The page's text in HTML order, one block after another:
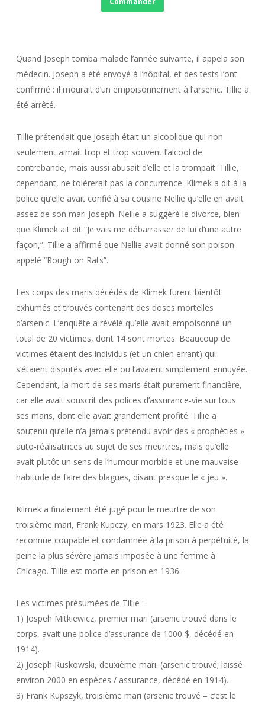
Quand Joseph tomba malade l’année suivante, il appela son
médecin. Joseph a été envoyé à l’hôpital, et des tests l’ont
confirmé : il mourait d’un empoisonnement à l’arsenic. Tillie a
été arrêté.
Tillie prétendait que Joseph était un alcoolique qui non
seulement aimait trop et trop souvent l’alcool de
contrebande, mais aussi abusait d’elle et la trompait. Tillie,
cependant, ne tolérerait pas la concurrence. Klimek a dit à la
police qu’elle avait confié à sa cousine Nellie qu’elle en avait
assez de son mari Joseph. Nellie a suggéré le divorce, bien
que Klimek ait dit “Je vais me débarrasser de lui d’une autre
façon,”. Tillie a affirmé que Nellie avait donné son poison
appelé “Rough on Rats”.
Les corps des maris décédés de Klimek furent bientôt
exhumés et trouvés contenant des doses mortelles
d’arsenic. L’enquête a révélé qu’elle avait empoisonné un
total de 20 victimes, dont 14 sont mortes. Beaucoup de
victimes étaient des individus (et un chien errant) qui
s’étaient disputés avec elle ou l’avaient simplement ennuyée.
Cependant, la mort de ses maris était purement financière,
car elle avait souscrit des polices d’assurance-vie sur tous
ses maris, dont elle avait grandement profité. Tillie a
soutenu qu’elle n’a jamais prétendu avoir des « prophéties »
auto-réalisatrices au sujet de ses meurtres, mais qu’elle
avait plutôt un sens de l’humour morbide et une mauvaise
habitude de faire des blagues, disant presque le « jeu ».
Kilmek a finalement été jugé pour le meurtre de son
troisième mari, Frank Kupczy, en mars 1923. Elle a été
reconnue coupable et condamnée à la prison à perpétuité, la
peine la plus sévère jamais imposée à une femme à
Chicago. Tillie est morte en prison en 1936.
Les victimes présumées de Tillie :
1) Jospeh Mitkiewicz, premier mari (arsenic trouvé dans le
corps, avait une police d’assurance de 1000 $, décédé en
1914).
2) Joseph Ruskowski, deuxième mari. (arsenic trouvé; laissé
environ 2000 en espèces / assurance, décédé en 1914).
3) Frank Kupszyk, troisième mari (arsenic trouvé – c’est le